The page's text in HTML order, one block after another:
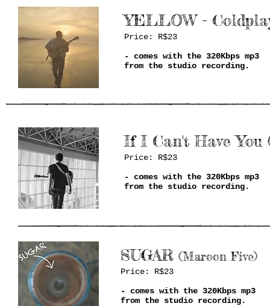
YELLOW -
Price: R$23
- comes with the 320Kbps mp3
from the studio recording.
If I Can't Have You
Price: R$23
- comes with the 320Kbps mp3
from the studio recording.
SUGAR (Maroon Five)
Price: R$23
- comes with the 320Kbps mp3
from the studio recording.